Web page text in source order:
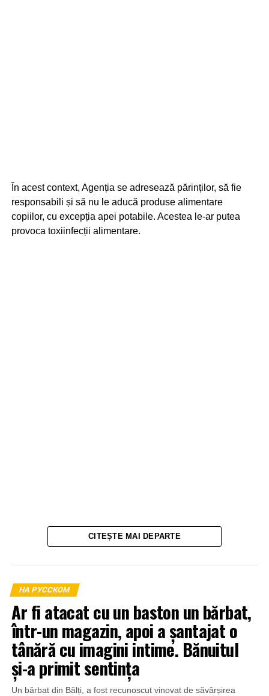
În acest context, Agenția se adresează părinților, să fie
responsabili și să nu le aducă produse alimentare
copiilor, cu excepția apei potabile. Acestea le-ar putea
provoca toxiinfecții alimentare.
CITEȘTE MAI DEPARTE
НА РУССКОМ
Ar fi atacat cu un baston un bărbat,
într-un magazin, apoi a șantajat o
tânără cu imagini intime. Bănuitul
și-a primit sentința
Un bărbat din Bălți, a fost recunoscut vinovat de săvârșirea